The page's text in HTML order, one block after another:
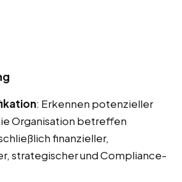
: Erkennen potenzieller
Organisation betreffen
finanzieller,
strategischer und Compliance-